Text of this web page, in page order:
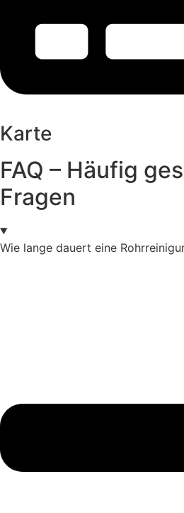
Karte
FAQ – Häufig
Fragen
Wie lange dauert eine